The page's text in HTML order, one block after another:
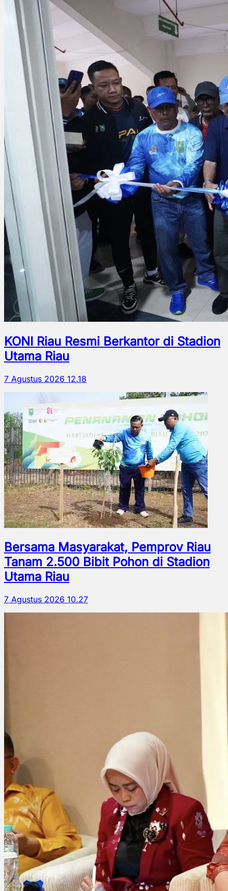
KONI Riau Resmi Berkantor di Stadion
Utama Riau
7 Agustus 2026 12.18
Bersama Masyarakat, Pemprov Riau
Tanam 2.500 Bibit Pohon di Stadion
Utama Riau
7 Agustus 2026 10.27